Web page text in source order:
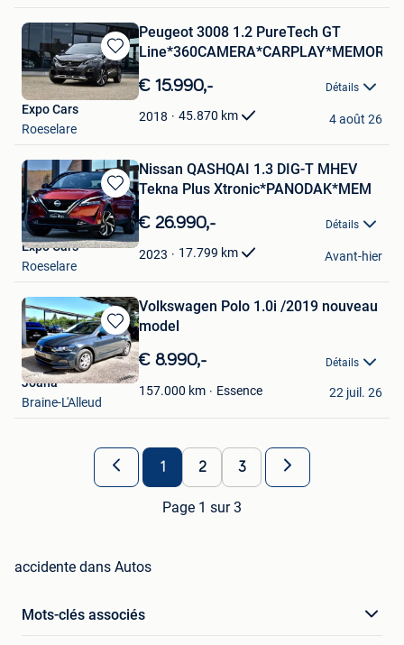
Sauvegarder
dans
Mes
Peugeot 3008 1.2 PureTech GT
Line*360CAMERA*CARPLAY*MEMORY
€ 15.990,- Détails
2018 45.870 km
Expo Cars
Roeselare
4 août 26
Sauvegarder
dans
Mes
Favoris
Nissan QASHQAI 1.3 DIG-T MHEV
Tekna Plus Xtronic*PANODAK*MEM
€ 26.990,- Détails
2023 17.799 km
Expo Cars
Roeselare
Avant-hier
Sauvegarder
dans
Mes
Favoris
Volkswagen Polo 1.0i /2019 nouveau
model
€ 8.990,- Détails
157.000 km Essence
Joana
Braine-L'Alleud
22 juil. 26
1 2 3
Page 1 sur 3
accidente dans Autos
Mots-clés associés